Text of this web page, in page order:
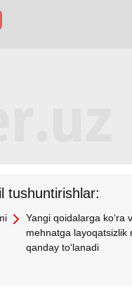
tushuntirishlar:
Yangi qoidalarga koʻra
mehnatga layoqatsizlik
qanday toʻlanadi